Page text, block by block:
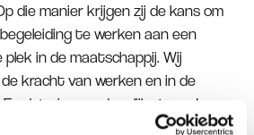
die manier krijgen zij de kans om
te werken aan een
plek in de maatschappij. Wij
kracht van werken en in de
dat zien we dagelijks terug!